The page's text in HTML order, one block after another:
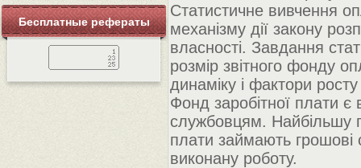
Бесплатные рефераты
Статистичне вивчення
механізму дії закону
власності. Завдання
розмір звітного фонду
динаміку і фактори
Фонд заробітної плати є
службовцям. Найбільшу
плати займають грошові
виконану роботу.